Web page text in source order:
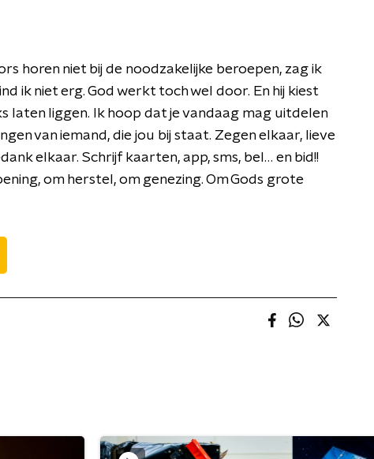
horen niet bij de noodzakelijke beroepen, zag ik
ik niet erg. God werkt toch wel door. En hij kiest
laten liggen. Ik hoop dat je vandaag mag uitdelen
van iemand, die jou bij staat. Zegen elkaar, lieve
elkaar. Schrijf kaarten, app, sms, bel… en bid!!
om herstel, om genezing. Om Gods grote